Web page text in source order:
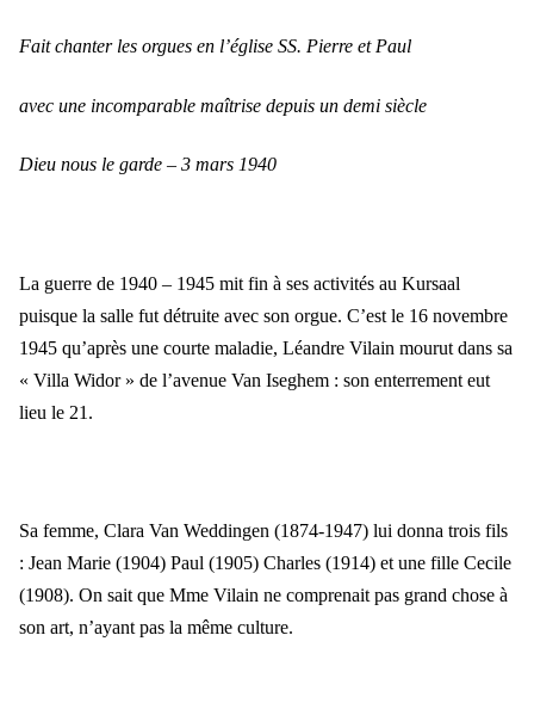
Fait chanter les orgues en l’église SS. Pierre et Paul
avec une incomparable maîtrise depuis un demi siècle
Dieu nous le garde – 3 mars 1940
La guerre de 1940 – 1945 mit fin à ses activités au Kursaal
puisque la salle fut détruite avec son orgue. C’est le 16 novembre
1945 qu’après une courte maladie, Léandre Vilain mourut dans sa
« Villa Widor » de l’avenue Van Iseghem : son enterrement eut
lieu le 21.
Sa femme, Clara Van Weddingen (1874-1947) lui donna trois fils
: Jean Marie (1904) Paul (1905) Charles (1914) et une fille Cecile
(1908). On sait que Mme Vilain ne comprenait pas grand chose à
son art, n’ayant pas la même culture.